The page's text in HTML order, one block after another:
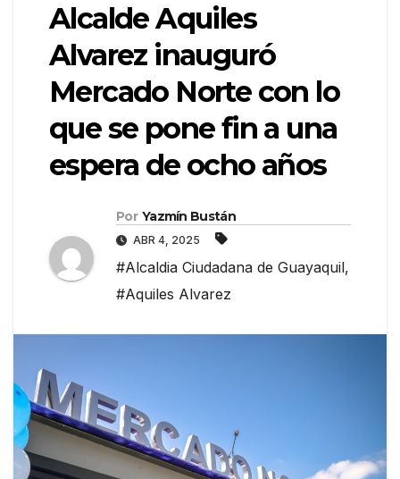
Alcalde Aquiles
Alvarez inauguró
Mercado Norte con lo
que se pone fin a una
espera de ocho años
Por Yazmín Bustán
ABR 4, 2025
#Alcaldia Ciudadana de Guayaquil,
#Aquiles Alvarez